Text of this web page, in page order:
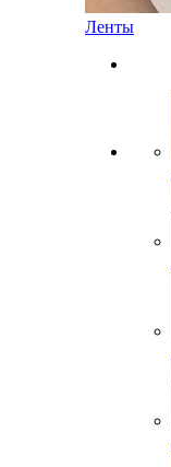
Ленты